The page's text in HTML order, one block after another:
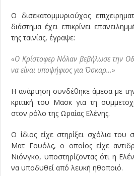
Ο δισεκατομμυριούχος
διάστημα έχει επικρίνει
της ταινίας, έγραψε:
«Ο Κρίστοφερ Νόλαν βεβήλωσε την
να είναι υποψήφιος για Όσκαρ…»
Η ανάρτηση συνδέθηκε άμεσα με
κριτική του Μασκ για τη
στον ρόλο της Ωραίας Ελένης.
Ο ίδιος είχε στηρίξει σχόλια του
Ματ Γουόλς, ο οποίος είχε
Νιόνγκο, υποστηρίζοντας ότι η
να υποδυθεί από λευκή ηθοποιό.